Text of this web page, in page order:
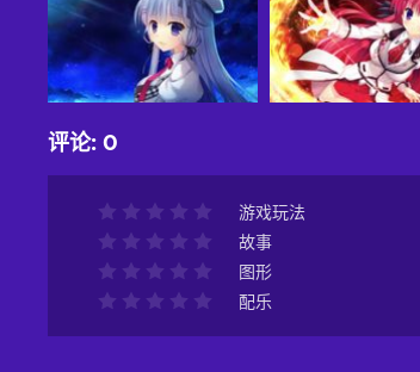
评论: 0
游戏玩法
故事
图形
配乐